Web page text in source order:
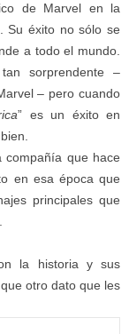
de Marvel en la
Su éxito no sólo se
a todo el mundo.
sorprendente –
– pero cuando
” es un éxito en
compañía que hace
en esa época que
principales que
la historia y sus
otro dato que les